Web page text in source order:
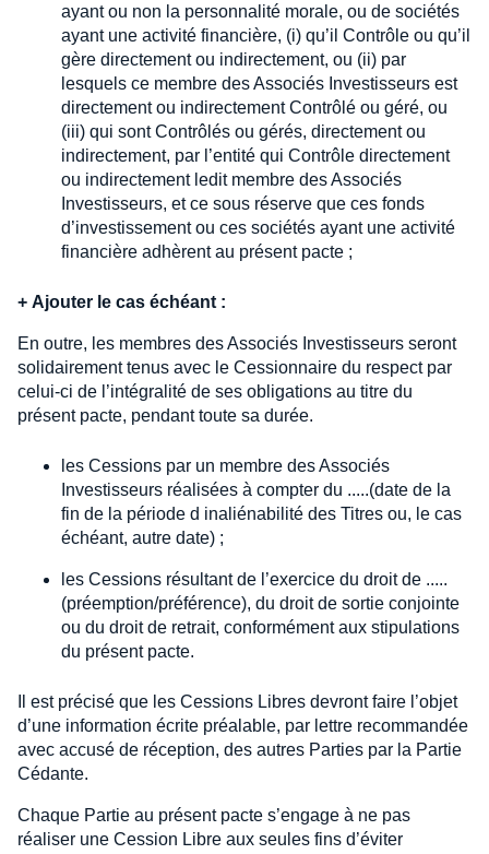
ayant ou non la personnalité morale, ou de sociétés
ayant une activité financière, (i) qu’il Contrôle ou qu’il
gère directement ou indirectement, ou (ii) par
lesquels ce membre des Associés Investisseurs est
directement ou indirectement Contrôlé ou géré, ou
(iii) qui sont Contrôlés ou gérés, directement ou
indirectement, par l’entité qui Contrôle directement
ou indirectement ledit membre des Associés
Investisseurs, et ce sous réserve que ces fonds
d’investissement ou ces sociétés ayant une activité
financière adhèrent au présent pacte ;
+ Ajouter le cas échéant :
En outre, les membres des Associés Investisseurs seront
solidairement tenus avec le Cessionnaire du respect par
celui-ci de l’intégralité de ses obligations au titre du
présent pacte, pendant toute sa durée.
les Cessions par un membre des Associés
Investisseurs réalisées à compter du .....(date de la
fin de la période d inaliénabilité des Titres ou, le cas
échéant, autre date) ;
les Cessions résultant de l’exercice du droit de .....
(préemption/préférence), du droit de sortie conjointe
ou du droit de retrait, conformément aux stipulations
du présent pacte.
Il est précisé que les Cessions Libres devront faire l’objet
d’une information écrite préalable, par lettre recommandée
avec accusé de réception, des autres Parties par la Partie
Cédante.
Chaque Partie au présent pacte s’engage à ne pas
réaliser une Cession Libre aux seules fins d’éviter